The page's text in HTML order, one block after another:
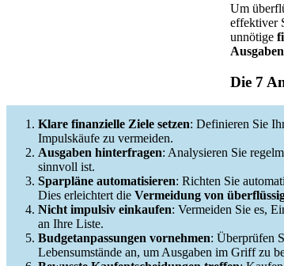
Um
effektiver
unnötige
Ausgaben
Die 7
Klare finanzielle Ziele setzen: Definieren Sie
Impulskäufe zu vermeiden.
Ausgaben hinterfragen: Analysieren Sie
sinnvoll ist.
Sparpläne automatisieren: Richten Sie
Dies erleichtert die Vermeidung von
Nicht impulsiv einkaufen: Vermeiden Sie es,
an Ihre Liste.
Budgetanpassungen vornehmen: Überprüfen
Lebensumstände an, um Ausgaben im Griff zu